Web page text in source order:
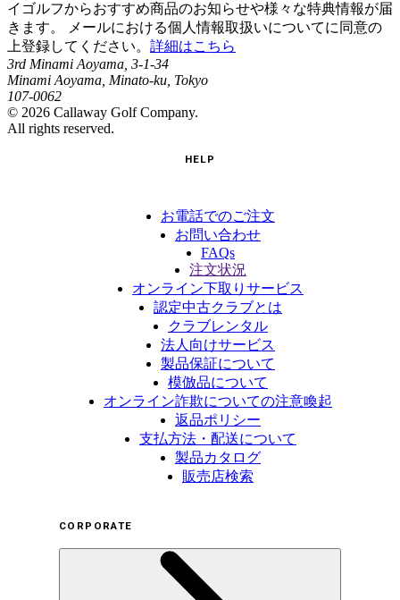
イゴルフからおすすめ商品のお知らせや様々な特典情報が届
きます。 メールにおける個人情報取扱いについてに同意の
上登録してください。 詳細はこちら
3rd Minami Aoyama, 3-1-34
Minami Aoyama, Minato-ku, Tokyo
107-0062
© 2026 Callaway Golf Company.
All rights reserved.
HELP
お電話でのご注文
お問い合わせ
FAQs
注文状況
オンライン下取りサービス
認定中古クラブとは
クラブレンタル
法人向けサービス
製品保証について
模倣品について
オンライン詐欺についての注意喚起
返品ポリシー
支払方法・配送について
製品カタログ
販売店検索
CORPORATE